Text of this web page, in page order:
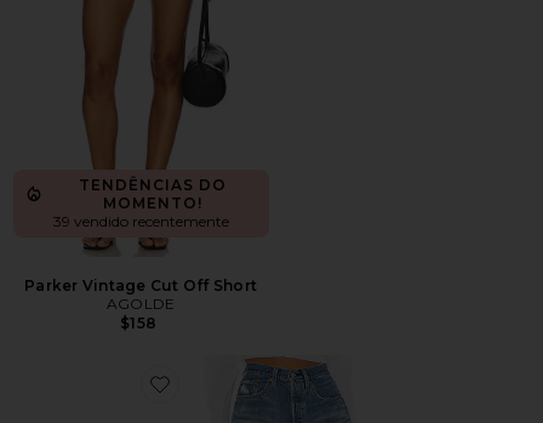
TENDÊNCIAS DO
MOMENTO!
39 vendido recentemente
Parker Vintage Cut Off Short
AGOLDE
$158
Favorite 501 Original Short